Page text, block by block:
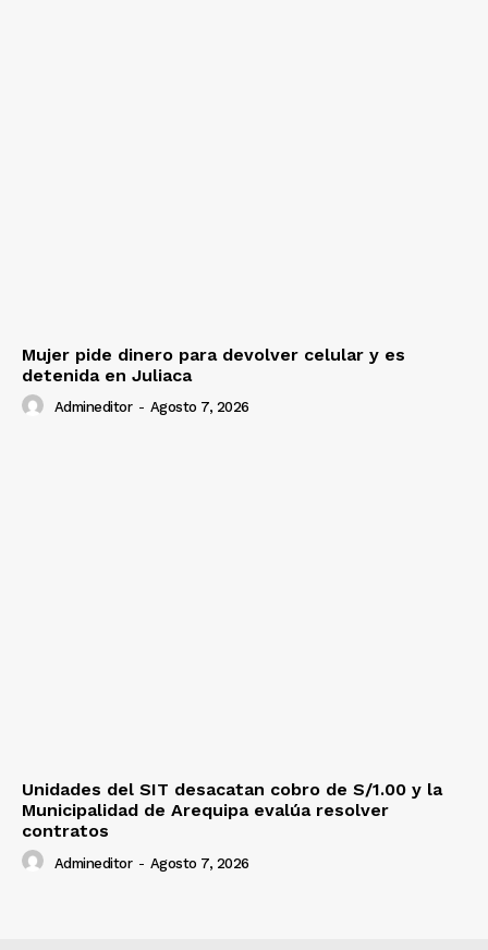
Mujer pide dinero para devolver celular y es
detenida en Juliaca
Admineditor - Agosto 7, 2026
Unidades del SIT desacatan cobro de S/1.00 y la
Municipalidad de Arequipa evalúa resolver
contratos
Admineditor - Agosto 7, 2026